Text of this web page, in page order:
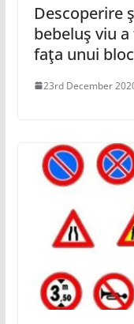
Descoperire
bebeluş viu
faţa unui bloc
23rd December